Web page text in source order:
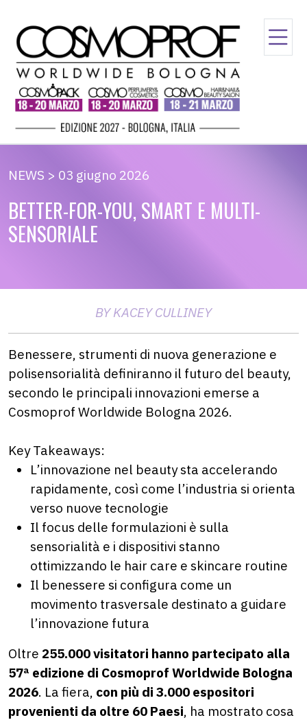
NEWS > 03 giugno 2026
BETTER-FOR-YOU, SMART E MULTI-
SENSORIALE
BY KACEY CULLINEY
Benessere, strumenti di nuova generazione e
polisensorialità definiranno il futuro del beauty,
secondo le principali innovazioni emerse a
Cosmoprof Worldwide Bologna 2026.
Key Takeaways:
L’innovazione nel beauty sta accelerando
rapidamente, così come l’industria si orienta
verso nuove tecnologie
Il focus delle formulazioni è sulla
sensorialità e i dispositivi stanno
ottimizzando le hair care e skincare routine
Il benessere si configura come un
movimento trasversale destinato a guidare
l’innovazione futura
Oltre 255.000 visitatori hanno partecipato alla
57ª edizione di Cosmoprof Worldwide Bologna
2026. La fiera, con più di 3.000 espositori
provenienti da oltre 60 Paesi, ha mostrato cosa